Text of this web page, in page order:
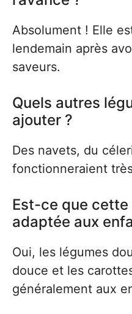
Absolument ! Elle
lendemain après
saveurs.
Quels autres
ajouter ?
Des navets, du
fonctionneraient
Est-ce que
adaptée aux
Oui, les légumes
douce et les
généralement aux